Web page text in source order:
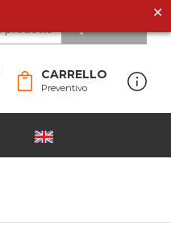
✕
CARRELLO
Preventivo